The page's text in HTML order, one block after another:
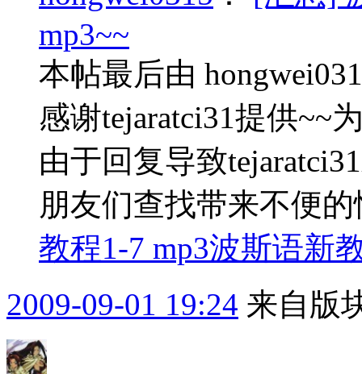
mp3~~
本帖最后由
感谢tejaratci31提供~~
由于回复导致
朋友们查找带来不便
教程1-7 mp3波斯语新
2009-09-01 19:24 来自版